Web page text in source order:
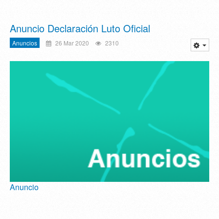
Anuncio Declaración Luto Oficial
Anuncios 26 Mar 2020 2310
Anuncio